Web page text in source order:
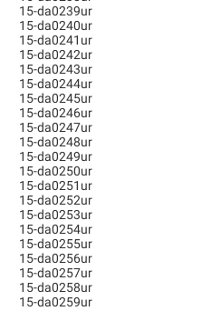
15-da0239ur
15-da0240ur
15-da0241ur
15-da0242ur
15-da0243ur
15-da0244ur
15-da0245ur
15-da0246ur
15-da0247ur
15-da0248ur
15-da0249ur
15-da0250ur
15-da0251ur
15-da0252ur
15-da0253ur
15-da0254ur
15-da0255ur
15-da0256ur
15-da0257ur
15-da0258ur
15-da0259ur